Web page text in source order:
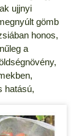
ujjnyi
gömb
honos,
a
hatású,